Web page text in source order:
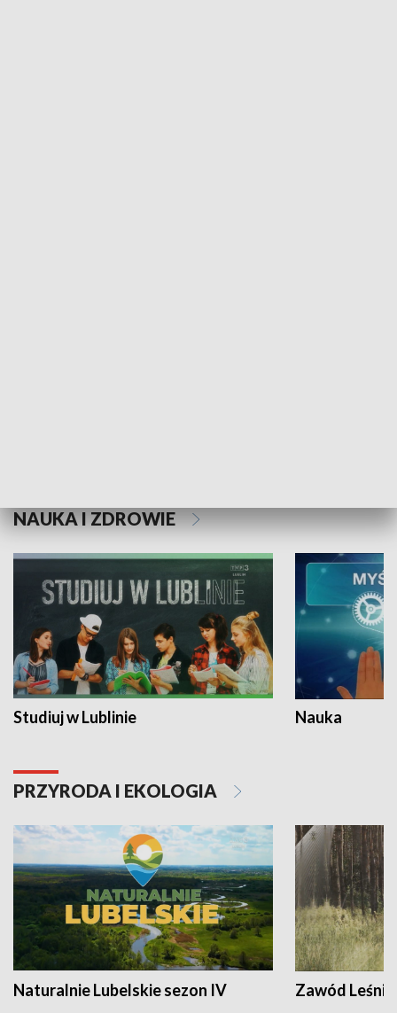
NAUKA I ZDROWIE
Studiuj w Lublinie Nauka
PRZYRODA I EKOLOGIA
Naturalnie Lubelskie sezon IV Zawód Leśnik